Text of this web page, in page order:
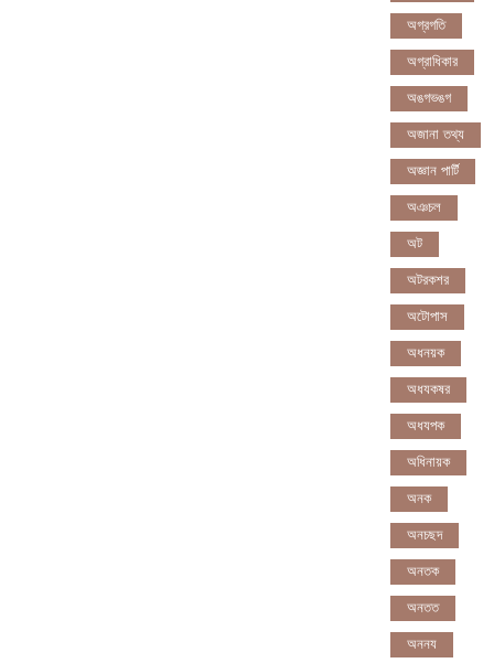
অগ্রগতি
অগ্রাধিকার
অঙগভঙগ
অজানা তথ্য
অজ্ঞান পার্টি
অঞচল
অট
অটরকশর
অটোপাস
অধনয়ক
অধযকষর
অধযপক
অধিনায়ক
অনক
অনচছদ
অনতক
অনতত
অননয